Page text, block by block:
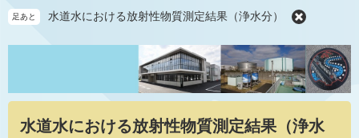
す
し 足あと 水道水における放射性物質測定結果（浄水分）
本
水道水における放射性物質測定結果（浄水